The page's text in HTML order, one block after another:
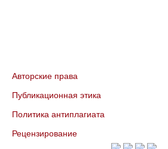
Авторские права
Публикационная этика
Политика антиплагиата
Рецензирование